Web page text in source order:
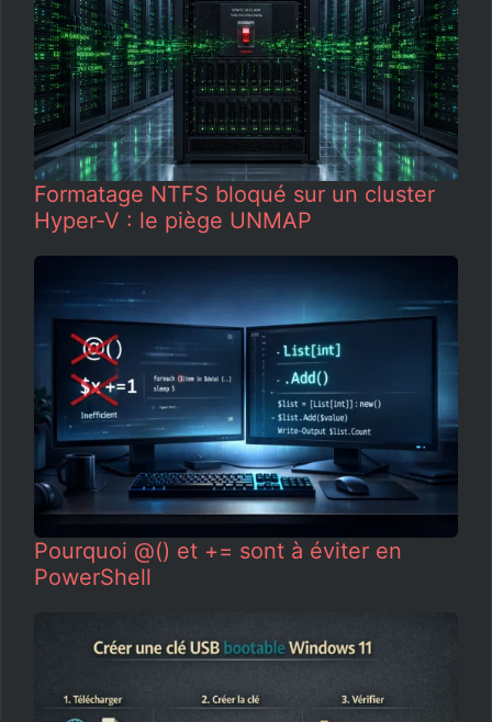
Formatage NTFS bloqué sur un cluster
Hyper-V : le piège UNMAP
Pourquoi @() et += sont à éviter en
PowerShell